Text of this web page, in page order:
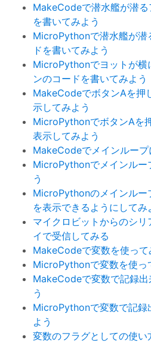
MakeCodeで潜水艦が潜
を書いてみよう
MicroPythonで潜水艦が潜
ドを書いてみよう
MicroPythonでヨットが横
ンのコードを書いてみよう
MakeCodeでボタンAを押
示してみよう
MicroPythonでボタンAを
表示してみよう
MakeCodeでメインループ
MicroPythonでメインルー
う
MicroPythonのメインルー
を表示できるようにしてみ
マイクロビットからのシ
イで受信してみる
MakeCodeで変数を使って
MicroPythonで変数を使っ
MakeCodeで変数で記録
う
MicroPythonで変数で記録
よう
変数のフラグとしての使い